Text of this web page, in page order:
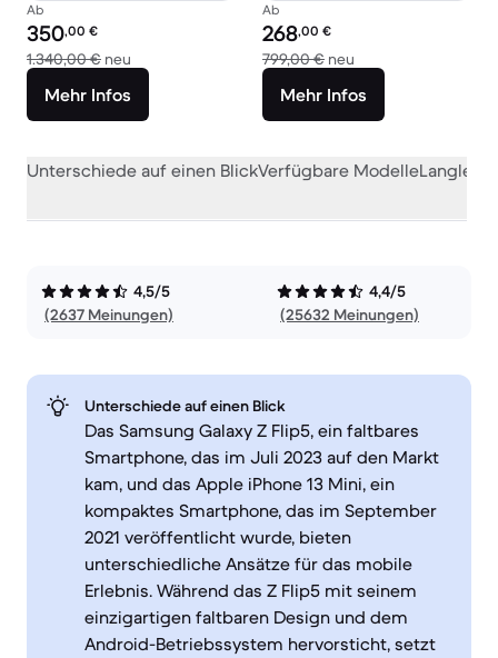
Ab
Preis des erneuerten Produkts:
350,00 €
1.340,00 € neu Im Vergleich zum Neupreis von 1.340,00 €
Mehr Infos
Ab
Preis des erneuerten Produkts:
268,00 €
799,00 € neu
Mehr Infos
Unterschiede auf einen BlickVerfügbare Modelle
4,5/5
(2637 Meinungen)
4,4/5
(25632 Meinungen)
Unterschiede auf einen Blick
Das Samsung Galaxy Z Flip5, ein faltbares
Smartphone, das im Juli 2023 auf den Markt
kam, und das Apple iPhone 13 Mini, ein
kompaktes Smartphone, das im September
2021 veröffentlicht wurde, bieten
unterschiedliche Ansätze für das mobile
Erlebnis. Während das Z Flip5 mit seinem
einzigartigen faltbaren Design und dem
Android-Betriebssystem hervorsticht, setzt